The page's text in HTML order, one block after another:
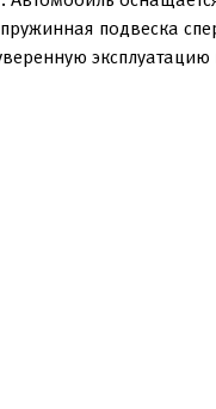
подвеска